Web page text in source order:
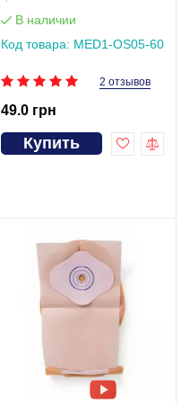
фильтром и пластиковым
зажимом (мешок),вырез
В наличии
Код товара: MED1-OS05-60
2 отзывов
49.0 грн
Купить